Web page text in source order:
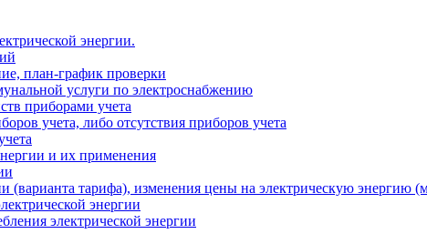
энергии.
план-график проверки
услуги по электроснабжению
приборами учета
учета, либо отсутствия приборов учета
и их применения
(варианта тарифа), изменения цены на электрическую энергию
энергии
электрической энергии